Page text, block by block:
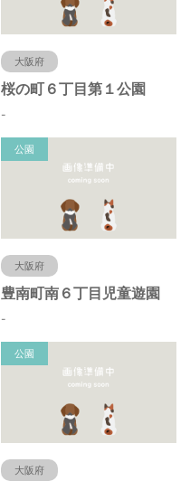
大阪府
桜の町６丁目第１公園
-
公園
大阪府
豊南町南６丁目児童遊園
-
公園
大阪府